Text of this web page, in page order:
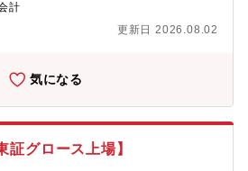
計
更新日 2026.08.02
気になる
証グロース上場】